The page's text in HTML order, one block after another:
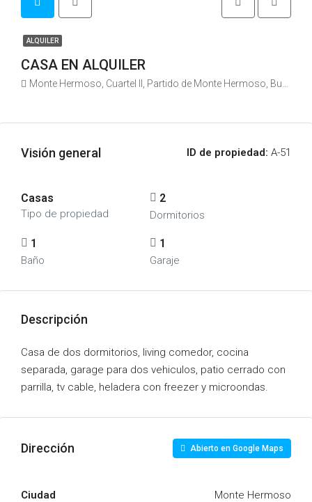
ALQUILER
CASA EN ALQUILER
Monte Hermoso, Cuartel II, Partido de Monte Hermoso, Buenos Aires, Argentina
Visión general ID de propiedad: A-51
Casas
Tipo de propiedad
2
Dormitorios
1
Baño
1
Garaje
Descripción
Casa de dos dormitorios, living comedor, cocina
separada, garage para dos vehiculos, patio cerrado con
parrilla, tv cable, heladera con freezer y microondas.
Dirección Abierto en Google Maps
Ciudad Monte Hermoso